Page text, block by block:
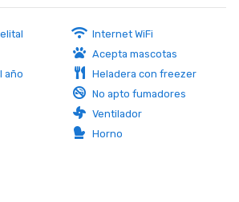
Internet WiFi
Acepta mascotas
(consultar)
año
Heladera con freezer
No apto fumadores
Ventilador
Horno